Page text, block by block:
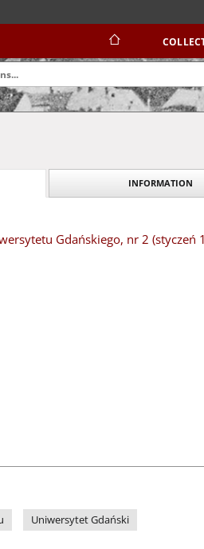
INFORMATION
Gdańskiego, nr 2 (styczeń
Uniwersytet Gdański